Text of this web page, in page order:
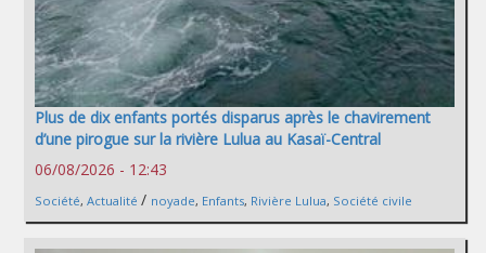
Plus de dix enfants portés disparus après le chavirement
d’une pirogue sur la rivière Lulua au Kasaï-Central
06/08/2026 - 12:43
Société, Actualité / noyade, Enfants, Rivière Lulua, Société civile